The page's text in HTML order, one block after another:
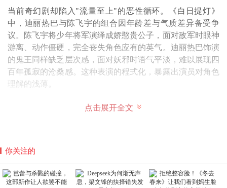
当前奇幻剧却陷入"流量至上"的恶性循环。《白日提灯》
中，迪丽热巴与陈飞宇的组合因年龄差与气质差异备受争
议。陈飞宇将少年将军演绎成娇憨贵公子，面对敌军时眼神
游离、动作僵硬，完全丧失角色应有的英气。迪丽热巴饰演
的鬼王同样缺乏层次感，面对妖邪时语气平淡，难以展现四
百年孤寂的沧桑感。这种表演的程式化，暴露出演员对角色
理解的浅薄。
情包拍摄任务。更令人费解的是，剧中主要角色频繁摆拍造
型，使叙事沦为画面装饰，这种本末倒置的做法严重损害了
故事完整性。
点击展开全文
你关注的